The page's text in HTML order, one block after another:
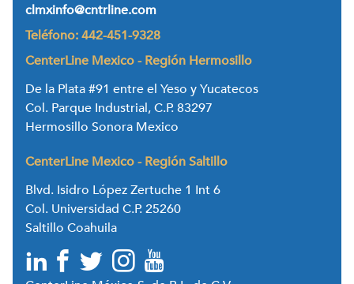
clmxinfo@cntrline.com
Teléfono: 442-451-9328
CenterLine Mexico - Región Hermosillo
De la Plata #91 entre el Yeso y Yucatecos
Col. Parque Industrial, C.P. 83297
Hermosillo Sonora Mexico
CenterLine Mexico - Región Saltillo
Blvd. Isidro López Zertuche 1 Int 6
Col. Universidad C.P. 25260
Saltillo Coahuila